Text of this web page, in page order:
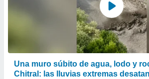
Una muro súbito de agua, lodo y
Chitral: las lluvias extremas